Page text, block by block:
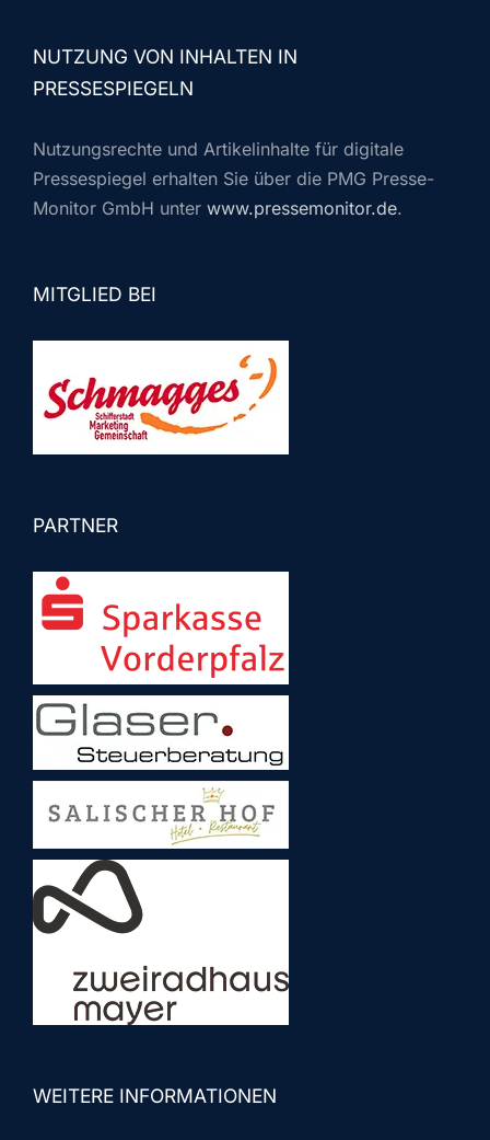
NUTZUNG VON INHALTEN IN
PRESSESPIEGELN
Nutzungsrechte und Artikelinhalte für digitale
Pressespiegel erhalten Sie über die PMG Presse-
Monitor GmbH unter www.pressemonitor.de.
MITGLIED BEI
PARTNER
WEITERE INFORMATIONEN